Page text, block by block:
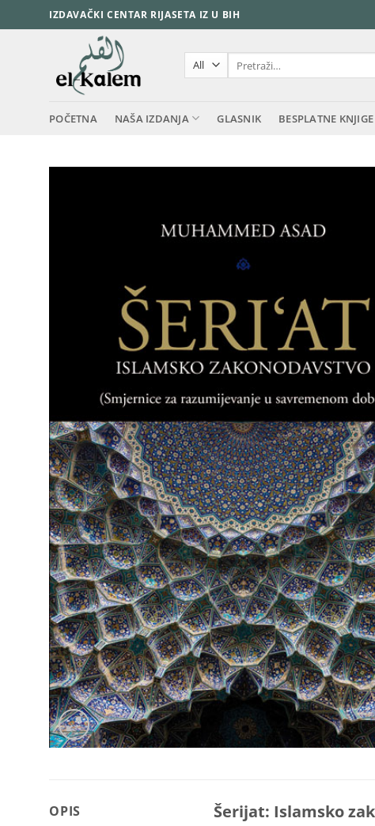
to
IZDAVAČKI CENTAR RIJASETA IZ U BIH
POČETNA NAŠA IZDANJA GLASNIK BESPLATNE KNJIGE
OPIS Šerijat: Islamsko